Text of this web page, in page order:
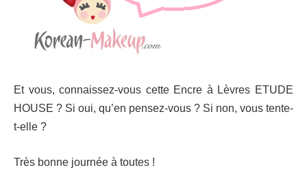
Et vous, connaissez-vous cette Encre à Lèvres ETUDE
HOUSE ? Si oui, qu’en pensez-vous ? Si non, vous tente-
t-elle ?
Très bonne journée à toutes !